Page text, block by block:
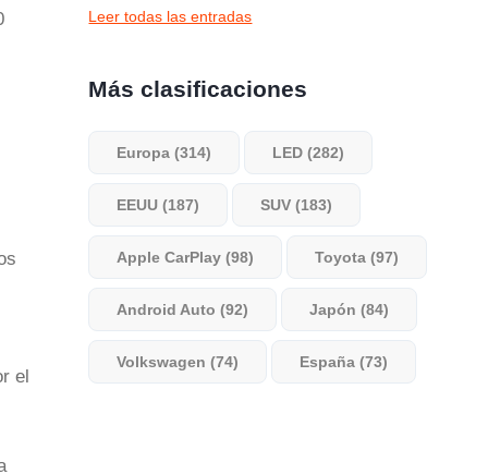
el
Leer todas las entradas
Más clasificaciones
Europa (314) LED (282)
EEUU (187) SUV (183)
Apple CarPlay (98) Toyota (97)
Android Auto (92) Japón (84)
Volkswagen (74) España (73)